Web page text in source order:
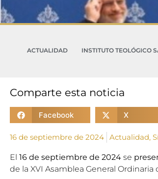
ACTUALIDAD INSTITUTO TEOLÓGICO
Comparte esta noticia
Facebook X
16 de septiembre de 2024 Actualidad,
El 16 de septiembre de 2024 se
de la XVI Asamblea General